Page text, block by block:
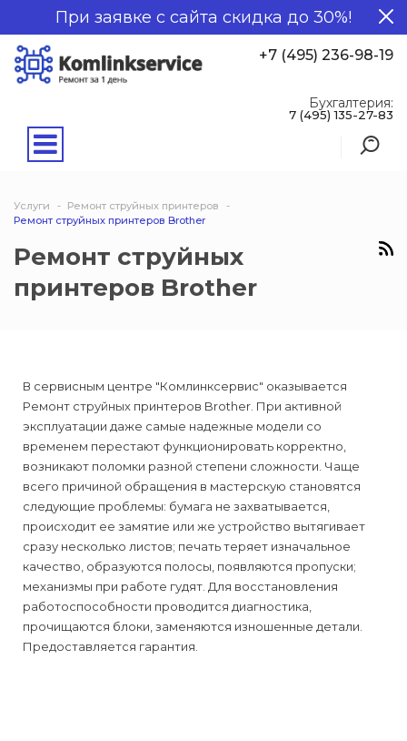
При заявке с сайта скидка до 30%!
+7 (495) 236-98-19
Бухгалтерия:
7 (495) 135-27-83
Услуги
Ремонт струйных принтеров
Ремонт струйных принтеров Brother
Ремонт струйных
принтеров Brother
В сервисным центре "Комлинксервис" оказывается
Ремонт струйных принтеров Brother. При активной
эксплуатации даже самые надежные модели со
временем перестают функционировать корректно,
возникают поломки разной степени сложности. Чаще
всего причиной обращения в мастерскую становятся
следующие проблемы: бумага не захватывается,
происходит ее замятие или же устройство вытягивает
сразу несколько листов; печать теряет изначальное
качество, образуются полосы, появляются пропуски;
механизмы при работе гудят. Для восстановления
работоспособности проводится диагностика,
прочищаются блоки, заменяются изношенные детали.
Предоставляется гарантия.